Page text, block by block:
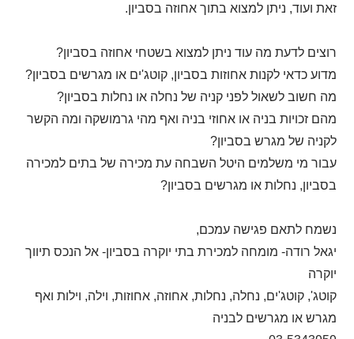
זאת ועוד, ניתן למצוא בתוך אחוזה בסביון.
רוצים לדעת מה עוד ניתן למצוא בשטחי אחוזה בסביון?
מדוע כדאי לקנות אחוזות בסביון, קוטג'ים או מגרשים בסביון?
מה חשוב לשאול לפני קניה של נחלה או נחלות בסביון?
מהם זכויות בניה או אחוזי בניה ואף מהי גרמושקה ומה הקשר
לקניה של מגרש בסביון?
עבור מי משלמים היטל השבחה עת מכירה של בתים למכירה
בסביון, נחלות או מגרשים בסביון?
נשמח לתאם פגישה עמכם,
יגאל רודה- מומחה למכירת בתי יוקרה בסביון- אל הנכס תיווך
יוקרה
קוטג', קוטג'ים, נחלה, נחלות, אחוזה, אחוזות, וילה, וילות ואף
מגרש או מגרשים לבניה